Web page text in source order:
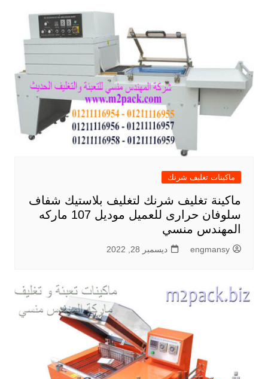
ماكينات تغليف شرنك
ماكينة تغليف شرنك لتغليف بلاستيك شفاف
سلوفان حرارى للعميل موديل 107 ماركه
المهندس منسي
engmansy ديسمبر 28, 2022